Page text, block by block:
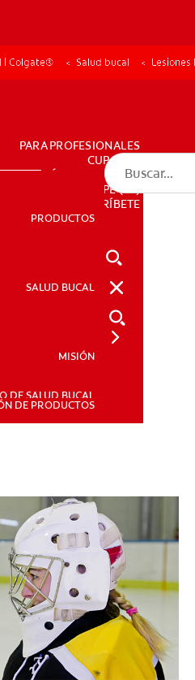
PRODUCTOS
PARA PROFESIONALES
CUPONES
DÓNDE COMPRAR
PE (ES)
PARA PROFESIONALES
CUPONES
DÓNDE COMPRAR
PE (ES)
SUSCRÍBETE
PRODUCTOS
SALUD BUCAL
MISIÓN
DE SALUD BUCAL
DE PRODUCTOS
| Colgate® Salud bucal Lesiones
Lengua: